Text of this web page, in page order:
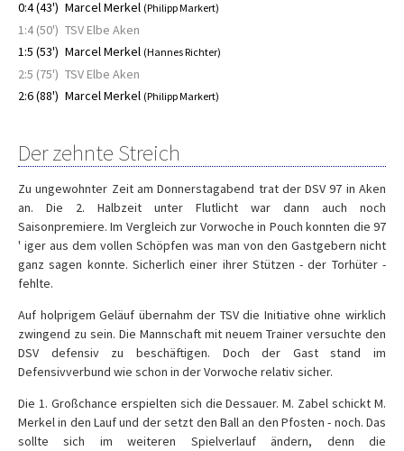
0:4 (43') Marcel Merkel (Philipp Markert)
1:4 (50') TSV Elbe Aken
1:5 (53') Marcel Merkel (Hannes Richter)
2:5 (75') TSV Elbe Aken
2:6 (88') Marcel Merkel (Philipp Markert)
Der zehnte Streich
Zu ungewohnter Zeit am Donnerstagabend trat der DSV 97 in Aken
an. Die 2. Halbzeit unter Flutlicht war dann auch noch
Saisonpremiere. Im Vergleich zur Vorwoche in Pouch konnten die 97
' iger aus dem vollen Schöpfen was man von den Gastgebern nicht
ganz sagen konnte. Sicherlich einer ihrer Stützen - der Torhüter -
fehlte.
Auf holprigem Geläuf übernahm der TSV die Initiative ohne wirklich
zwingend zu sein. Die Mannschaft mit neuem Trainer versuchte den
DSV defensiv zu beschäftigen. Doch der Gast stand im
Defensivverbund wie schon in der Vorwoche relativ sicher.
Die 1. Großchance erspielten sich die Dessauer. M. Zabel schickt M.
Merkel in den Lauf und der setzt den Ball an den Pfosten - noch. Das
sollte sich im weiteren Spielverlauf ändern, denn die